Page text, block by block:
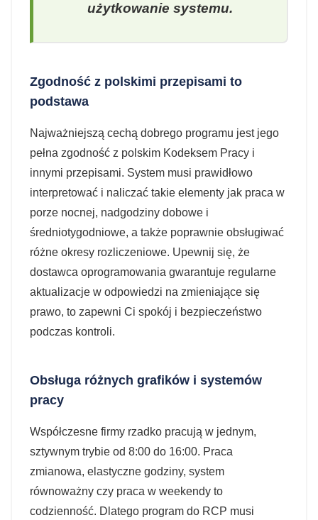
użytkowanie systemu.
Zgodność z polskimi przepisami to
podstawa
Najważniejszą cechą dobrego programu jest jego
pełna zgodność z polskim Kodeksem Pracy i
innymi przepisami. System musi prawidłowo
interpretować i naliczać takie elementy jak praca w
porze nocnej, nadgodziny dobowe i
średniotygodniowe, a także poprawnie obsługiwać
różne okresy rozliczeniowe. Upewnij się, że
dostawca oprogramowania gwarantuje regularne
aktualizacje w odpowiedzi na zmieniające się
prawo, to zapewni Ci spokój i bezpieczeństwo
podczas kontroli.
Obsługa różnych grafików i systemów
pracy
Współczesne firmy rzadko pracują w jednym,
sztywnym trybie od 8:00 do 16:00. Praca
zmianowa, elastyczne godziny, system
równoważny czy praca w weekendy to
codzienność. Dlatego program do RCP musi